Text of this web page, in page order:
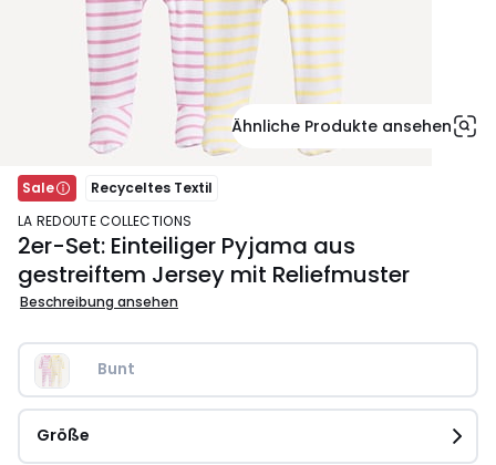
Ähnliche Produkte ansehen
Sale
Recyceltes Textil
LA REDOUTE COLLECTIONS
2er-Set: Einteiliger Pyjama aus
gestreiftem Jersey mit Reliefmuster
Beschreibung ansehen
Bunt
Größe